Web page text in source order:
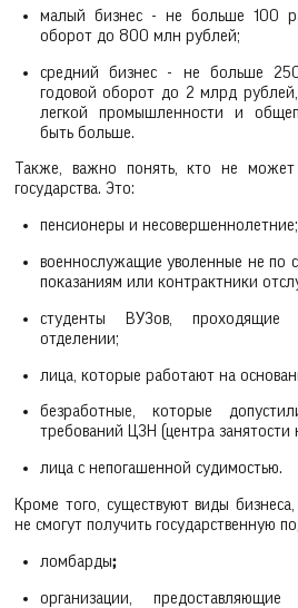
малый бизнес - не больше 100
оборот до 800 млн рублей;
средний бизнес - не больше
годовой оборот до 2 млрд
легкой промышленности и
быть больше.
Также, важно понять, кто не
государства. Это:
пенсионеры и несовершеннолетние;
военнослужащие уволенные не по
показаниям или контрактники
студенты ВУЗов,
отделении;
лица, которые работают на
безработные, которые
требований ЦЗН (центра занятости
лица с непогашенной судимостью.
Кроме того, существуют виды
не смогут получить государственную
ломбарды;
организации,